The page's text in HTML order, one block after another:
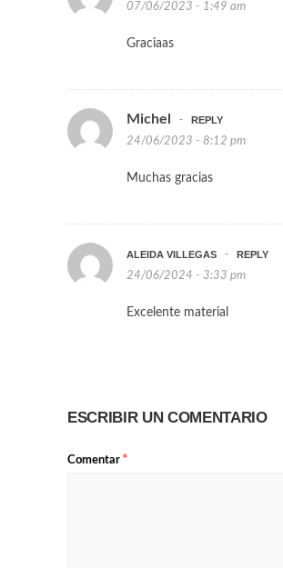
07/06/2023 - 1:49 am
Graciaas
Michel - REPLY
24/06/2023 - 8:12 pm
Muchas gracias
ALEIDA VILLEGAS - REPLY
24/06/2024 - 3:33 pm
Excelente material
ESCRIBIR UN COMENTARIO
Comentar *